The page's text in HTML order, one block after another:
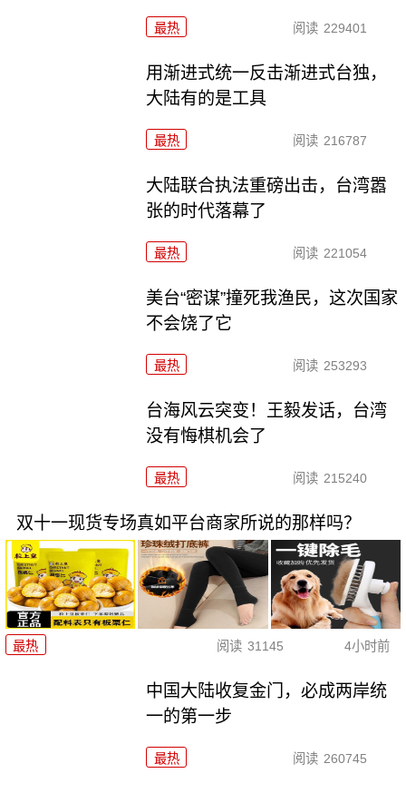
最热 阅读 229401
用渐进式统一反击渐进式台独，
大陆有的是工具
最热 阅读 216787
大陆联合执法重磅出击，台湾嚣
张的时代落幕了
最热 阅读 221054
美台“密谋”撞死我渔民，这次国家
不会饶了它
最热 阅读 253293
台海风云突变！王毅发话，台湾
没有悔棋机会了
最热 阅读 215240
双十一现货专场真如平台商家所说的那样吗？
最热 阅读 31145 4小时前
中国大陆收复金门，必成两岸统
一的第一步
最热 阅读 260745